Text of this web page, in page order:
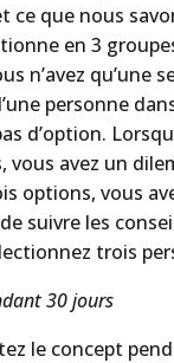
ce que nous
en 3
n’avez qu’une
personne
d’option.
vous avez un
options, vous
suivre les
trois
30 jours
le concept